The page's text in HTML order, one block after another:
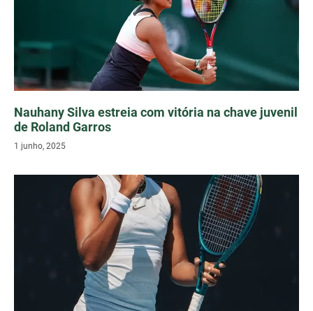
Nauhany Silva estreia com vitória na chave juvenil
de Roland Garros
1 junho, 2025